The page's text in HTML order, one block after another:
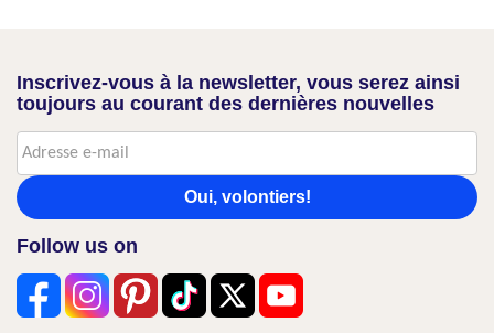
Inscrivez-vous à la newsletter, vous serez ainsi
toujours au courant des dernières nouvelles
Oui, volontiers!
Follow us on